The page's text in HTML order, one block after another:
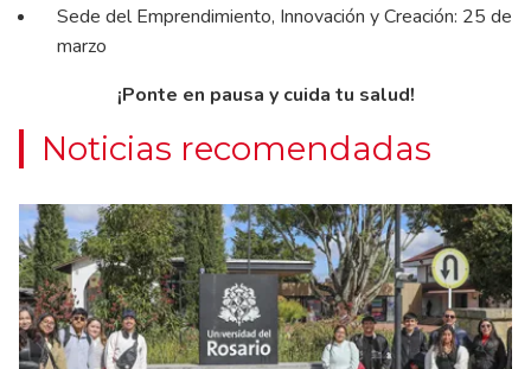
Sede del Emprendimiento, Innovación y Creación: 25 de
marzo
¡Ponte en pausa y cuida tu salud!
Noticias recomendadas